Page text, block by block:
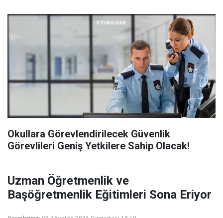
Okullara Görevlendirilecek Güvenlik
Görevlileri Geniş Yetkilere Sahip Olacak!
Uzman Öğretmenlik ve
Başöğretmenlik Eğitimleri Sona Eriyor